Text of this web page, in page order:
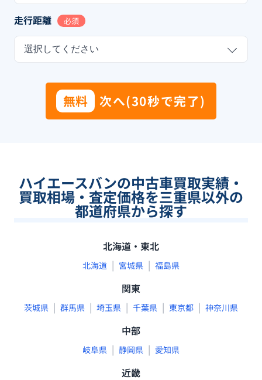
走行距離 必須
選択してください
無料 次へ(30秒で完了)
ハイエースバンの中古車買取実績・
買取相場・査定価格を三重県以外の
都道府県から探す
北海道・東北
北海道 | 宮城県 | 福島県
関東
茨城県 | 群馬県 | 埼玉県 | 千葉県 | 東京都 | 神奈川県
中部
岐阜県 | 静岡県 | 愛知県
近畿